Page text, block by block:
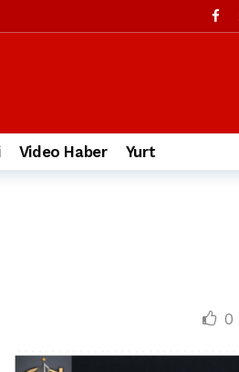
Video Haber Yurt
0